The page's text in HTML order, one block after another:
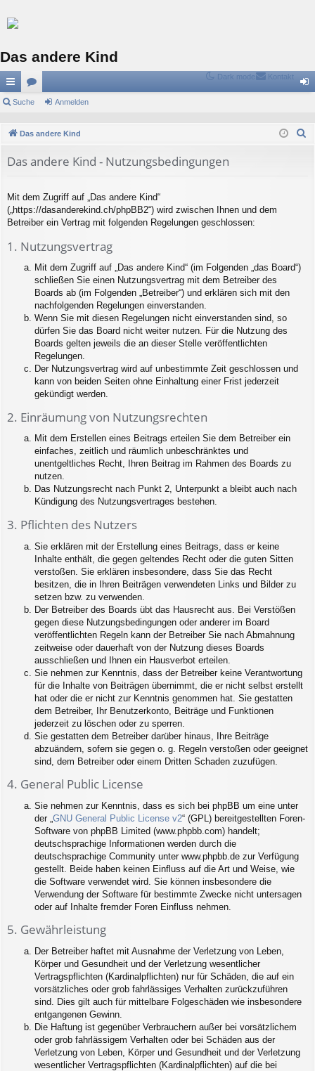
Das andere Kind
ch
ug
or
Dark mode Kontakt
Suche Anmelden
Das andere Kind
Das andere Kind - Nutzungsbedingungen
Mit dem Zugriff auf „Das andere Kind“
(„https://dasanderekind.ch/phpBB2“) wird zwischen Ihnen und dem
Betreiber ein Vertrag mit folgenden Regelungen geschlossen:
1. Nutzungsvertrag
Mit dem Zugriff auf „Das andere Kind“ (im Folgenden „das Board“)
schließen Sie einen Nutzungsvertrag mit dem Betreiber des
Boards ab (im Folgenden „Betreiber“) und erklären sich mit den
nachfolgenden Regelungen einverstanden.
Wenn Sie mit diesen Regelungen nicht einverstanden sind, so
dürfen Sie das Board nicht weiter nutzen. Für die Nutzung des
Boards gelten jeweils die an dieser Stelle veröffentlichten
Regelungen.
Der Nutzungsvertrag wird auf unbestimmte Zeit geschlossen und
kann von beiden Seiten ohne Einhaltung einer Frist jederzeit
gekündigt werden.
2. Einräumung von Nutzungsrechten
Mit dem Erstellen eines Beitrags erteilen Sie dem Betreiber ein
einfaches, zeitlich und räumlich unbeschränktes und
unentgeltliches Recht, Ihren Beitrag im Rahmen des Boards zu
nutzen.
Das Nutzungsrecht nach Punkt 2, Unterpunkt a bleibt auch nach
Kündigung des Nutzungsvertrages bestehen.
3. Pflichten des Nutzers
Sie erklären mit der Erstellung eines Beitrags, dass er keine
Inhalte enthält, die gegen geltendes Recht oder die guten Sitten
verstoßen. Sie erklären insbesondere, dass Sie das Recht
besitzen, die in Ihren Beiträgen verwendeten Links und Bilder zu
setzen bzw. zu verwenden.
Der Betreiber des Boards übt das Hausrecht aus. Bei Verstößen
gegen diese Nutzungsbedingungen oder anderer im Board
veröffentlichten Regeln kann der Betreiber Sie nach Abmahnung
zeitweise oder dauerhaft von der Nutzung dieses Boards
ausschließen und Ihnen ein Hausverbot erteilen.
Sie nehmen zur Kenntnis, dass der Betreiber keine Verantwortung
für die Inhalte von Beiträgen übernimmt, die er nicht selbst erstellt
hat oder die er nicht zur Kenntnis genommen hat. Sie gestatten
dem Betreiber, Ihr Benutzerkonto, Beiträge und Funktionen
jederzeit zu löschen oder zu sperren.
Sie gestatten dem Betreiber darüber hinaus, Ihre Beiträge
abzuändern, sofern sie gegen o. g. Regeln verstoßen oder geeignet
sind, dem Betreiber oder einem Dritten Schaden zuzufügen.
4. General Public License
Sie nehmen zur Kenntnis, dass es sich bei phpBB um eine unter
der „ GNU General Public License v2“ (GPL) bereitgestellten Foren-
Software von phpBB Limited (www.phpbb.com) handelt;
deutschsprachige Informationen werden durch die
deutschsprachige Community unter www.phpbb.de zur Verfügung
gestellt. Beide haben keinen Einfluss auf die Art und Weise, wie
die Software verwendet wird. Sie können insbesondere die
Verwendung der Software für bestimmte Zwecke nicht untersagen
oder auf Inhalte fremder Foren Einfluss nehmen.
5. Gewährleistung
Der Betreiber haftet mit Ausnahme der Verletzung von Leben,
Körper und Gesundheit und der Verletzung wesentlicher
Vertragspflichten (Kardinalpflichten) nur für Schäden, die auf ein
vorsätzliches oder grob fahrlässiges Verhalten zurückzuführen
sind. Dies gilt auch für mittelbare Folgeschäden wie insbesondere
entgangenen Gewinn.
Die Haftung ist gegenüber Verbrauchern außer bei vorsätzlichem
oder grob fahrlässigem Verhalten oder bei Schäden aus der
Verletzung von Leben, Körper und Gesundheit und der Verletzung
wesentlicher Vertragspflichten (Kardinalpflichten) auf die bei